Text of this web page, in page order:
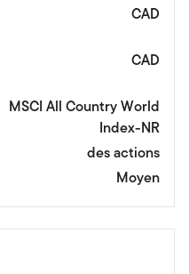
CAD
CAD
MSCI All Country World
Index-NR
des actions
Moyen